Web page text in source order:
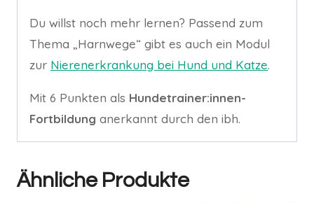
Du willst noch mehr lernen? Passend zum
Thema „Harnwege“ gibt es auch ein Modul
zur Nierenerkrankung bei Hund und Katze.
Mit 6 Punkten als Hundetrainer:innen-
Fortbildung anerkannt durch den ibh.
Ähnliche Produkte